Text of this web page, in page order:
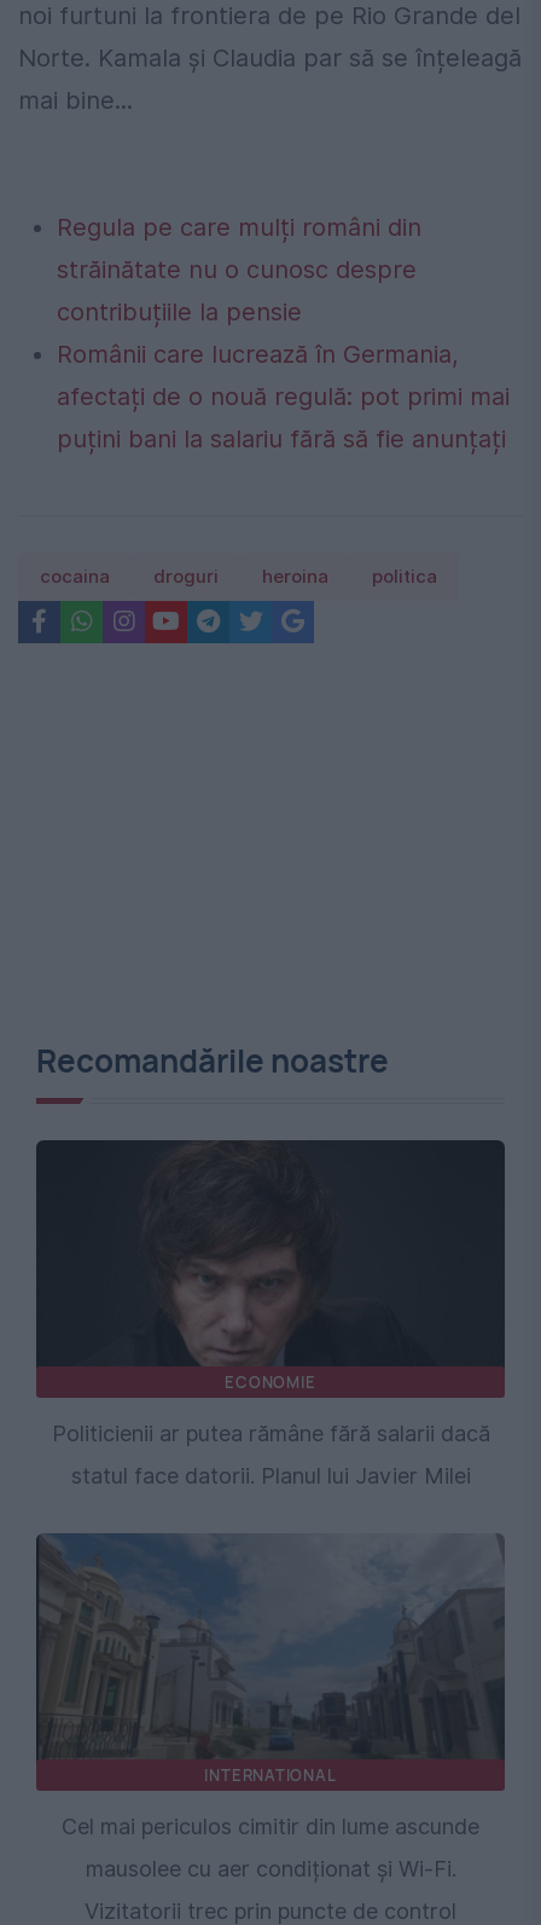
noi furtuni la frontiera de pe Rio Grande del
Norte. Kamala și Claudia par să se înțeleagă
mai bine...
Regula pe care mulți români din
străinătate nu o cunosc despre
contribuțiile la pensie
Românii care lucrează în Germania,
afectați de o nouă regulă: pot primi mai
puțini bani la salariu fără să fie anunțați
cocaina droguri heroina politica
Recomandările noastre
ECONOMIE
Politicienii ar putea rămâne fără salarii dacă
statul face datorii. Planul lui Javier Milei
INTERNATIONAL
Cel mai periculos cimitir din lume ascunde
mausolee cu aer condiționat și Wi-Fi.
Vizitatorii trec prin puncte de control